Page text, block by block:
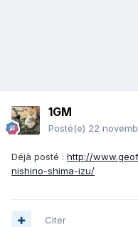
1GM
Posté(e) 22
Déjà posté : http://
nishino-shima-izu/
Citer